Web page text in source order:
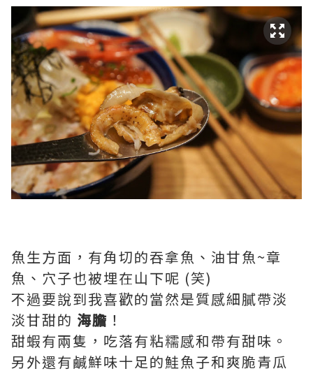
魚生方面，有角切的吞拿魚、油甘魚~章
魚、穴子也被埋在山下呢 (笑)
不過要說到我喜歡的當然是質感細膩帶淡
淡甘甜的 海膽 ！
甜蝦有兩隻，吃落有粘糯感和帶有甜味。
另外還有鹹鮮味十足的鮭魚子和爽脆青瓜